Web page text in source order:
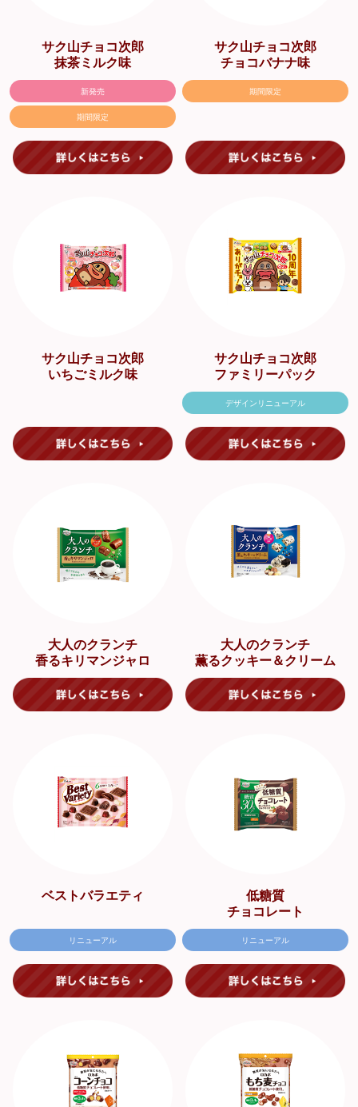
サク山チョコ次郎
抹茶ミルク味
新発売
期間限定
サク山チョコ次郎
チョコバナナ味
期間限定
サク山チョコ次郎
いちごミルク味
サク山チョコ次郎
ファミリーパック
デザインリニューアル
大人のクランチ
香るキリマンジャロ
大人のクランチ
薫るクッキー＆クリーム
ベストバラエティ
リニューアル
低糖質
チョコレート
リニューアル